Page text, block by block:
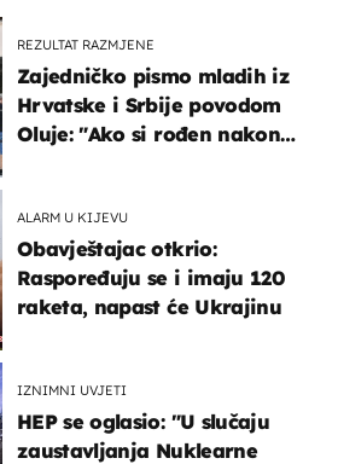
REZULTAT RAZMJENE
Zajedničko pismo mladih iz
Hrvatske i Srbije povodom
Oluje: "Ako si rođen nakon
ALARM U KIJEVU
Obavještajac otkrio:
Raspoređuju se i imaju 120
raketa, napast će Ukrajinu
IZNIMNI UVJETI
HEP se oglasio: "U slučaju
zaustavljanja Nuklearne